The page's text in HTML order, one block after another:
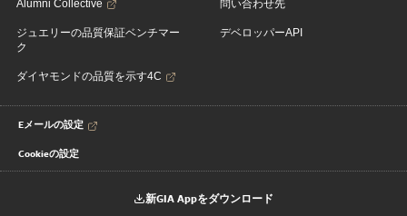
Alumni Collective
ジュエリーの品質保証ベンチマー
ク
ダイヤモンドの品質を示す4C
問い合わせ先
デベロッパーAPI
Eメールの設定
Cookieの設定
新GIA Appをダウンロード